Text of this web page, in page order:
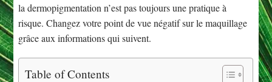
la dermopigmentation n’est pas toujours une pratique à
risque. Changez votre point de vue négatif sur le maquillage
grâce aux informations qui suivent.
Table of Contents